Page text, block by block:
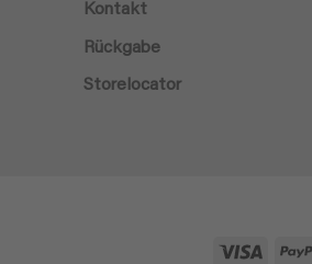
Kontakt
Rückgabe
Storelocator
Visa